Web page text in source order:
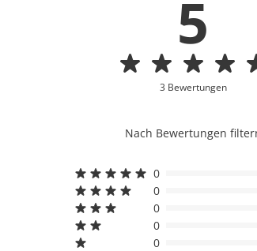
5
3 Bewertungen
Nach Bewertungen
0
0
0
0
0